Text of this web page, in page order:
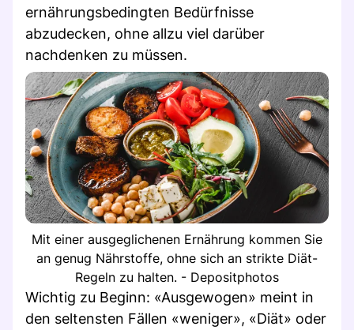
ernährungsbedingten Bedürfnisse
abzudecken, ohne allzu viel darüber
nachdenken zu müssen.
Mit einer ausgeglichenen Ernährung kommen Sie
an genug Nährstoffe, ohne sich an strikte Diät-
Regeln zu halten. - Depositphotos
Wichtig zu Beginn: «Ausgewogen» meint in
den seltensten Fällen «weniger», «Diät» oder